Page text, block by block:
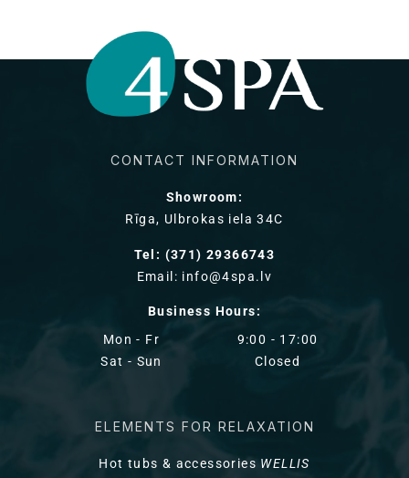
CONTACT INFORMATION
Showroom:
Rīga, Ulbrokas iela 34C
Tel: (371) 29366743
Email: info@4spa.lv
Business Hours:
Mon - Fr
Sat - Sun
9:00 - 17:00
Closed
ELEMENTS FOR RELAXATION
Hot tubs & accessories WELLIS